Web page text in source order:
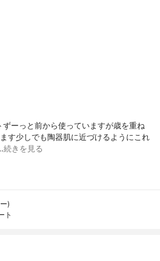
ーっと前から使っていますが歳を重ね
す少しでも陶器肌に近づけるようにこれ
続きを見る
)
ト